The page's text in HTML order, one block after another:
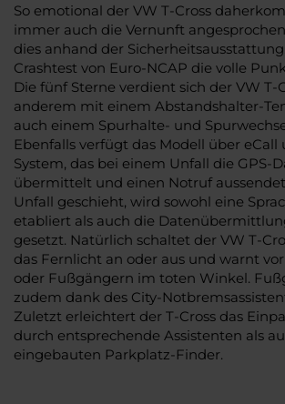
So emotional der VW T-Cross
immer auch die Vernunft
dies anhand der
Crashtest von Euro-NCAP die volle
Die fünf Sterne verdient sich der VW T-
anderem mit einem Abstandshalter-
auch einem Spurhalte- und
Ebenfalls verfügt das Modell über
System, das bei einem Unfall die GPS-
übermittelt und einen Notruf
Unfall geschieht, wird sowohl eine
etabliert als auch die
gesetzt. Natürlich schaltet der VW T-
das Fernlicht an oder aus und warnt
oder Fußgängern im toten Winkel.
zudem dank des City-
Zuletzt erleichtert der T-Cross das
durch entsprechende Assistenten als
eingebauten Parkplatz-Finder.